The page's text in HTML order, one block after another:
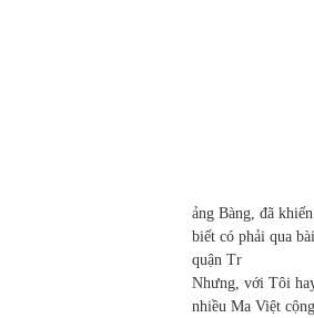
ảng Bàng, đã
biết có phải qua
quận Tr
Nhưng, với Tôi
nhiều Ma Việt